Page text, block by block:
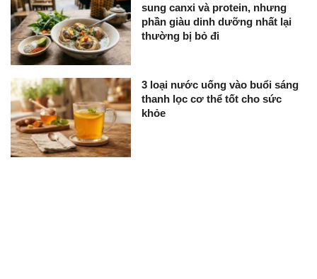
sung canxi và protein, nhưng
phần giàu dinh dưỡng nhất lại
thường bị bỏ đi
3 loại nước uống vào buổi sáng
thanh lọc cơ thể tốt cho sức
khỏe